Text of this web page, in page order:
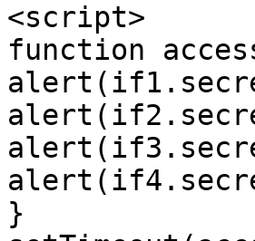
<script>
function
}